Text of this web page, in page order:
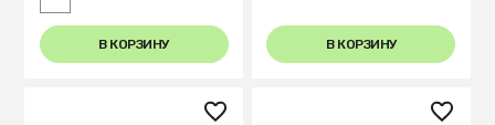
В КОРЗИНУ В КОРЗИНУ